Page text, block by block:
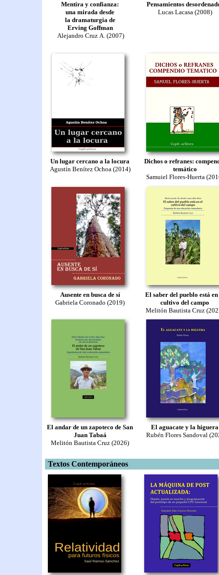
Mentira y confianza:
una mirada desde
la dramaturgia de
Erving Goffman
Alejandro Cruz A. (2007)
Pensamientos
Lucas Lacasa (2008)
Un lugar cercano a la locura
Agustín Benítez Ochoa (2014)
Dichos o refranes:
temático
Samuiel Flores-Huerta
Ausente en busca de sí
Gabriela Coronado (2019)
El saber del pueblo está
cultivo del campo
Melitón Bautista Cruz
El andar de un zapoteco de San
Juan Tabaá
Melitón Bautista Cruz (2026)
El aguacate y la higuera
Rubén Flores Sandoval
Textos Contemporáneos